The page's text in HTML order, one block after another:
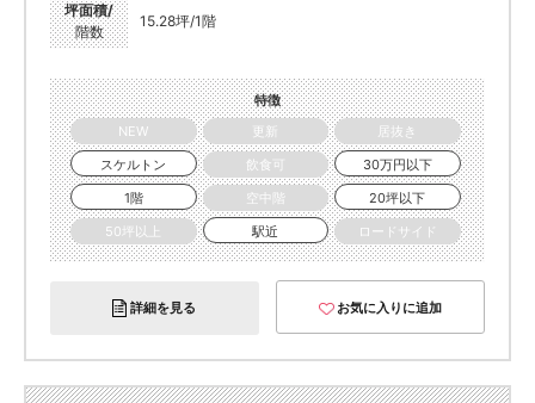
坪面積/
階数
15.28坪/1階
特徴
NEW
更新
居抜き
スケルトン
飲食可
30万円以下
1階
空中階
20坪以下
50坪以上
駅近 ロードサイド
詳細を見る お気に入りに追加